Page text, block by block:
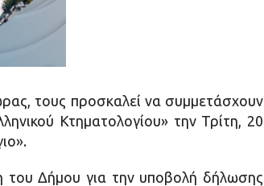
τους προσκαλεί να συμμετάσχουν
Κτηματολογίου» την Τρίτη, 20
Δήμου για την υποβολή δήλωσης